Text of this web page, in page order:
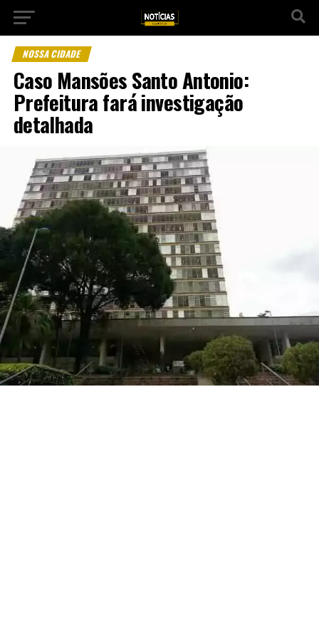
NOSSA CIDADE
Caso Mansões Santo Antonio:
Prefeitura fará investigação
detalhada